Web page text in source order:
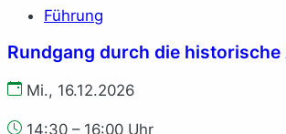
Führung
Rundgang durch die
Mi., 16.12.2026
14:30 – 16:00 Uhr